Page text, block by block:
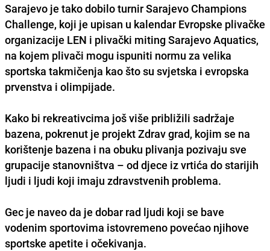
Sarajevo je tako dobilo turnir Sarajevo Champions
Challenge, koji je upisan u kalendar Evropske plivačke
organizacije LEN i plivački miting Sarajevo Aquatics,
na kojem plivači mogu ispuniti normu za velika
sportska takmičenja kao što su svjetska i evropska
prvenstva i olimpijade.
Kako bi rekreativcima još više približili sadržaje
bazena, pokrenut je projekt Zdrav grad, kojim se na
korištenje bazena i na obuku plivanja pozivaju sve
grupacije stanovništva – od djece iz vrtića do starijih
ljudi i ljudi koji imaju zdravstvenih problema.
Gec je naveo da je dobar rad ljudi koji se bave
vodenim sportovima istovremeno povećao njihove
sportske apetite i očekivanja.